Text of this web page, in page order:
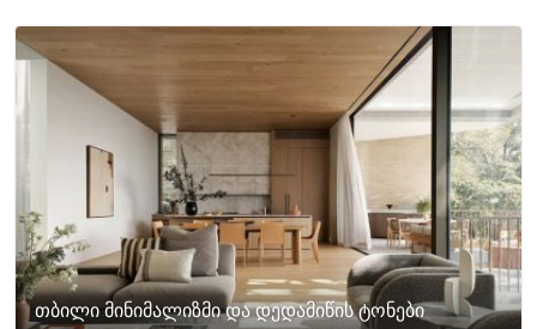
თბილი მინიმალიზმი და დედამიწის ტონები